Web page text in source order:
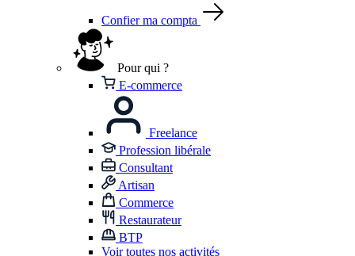
Confier ma compta
Pour qui ?
E-commerce
Freelance
Profession libérale
Consultant
Artisan
Commerce
Restaurateur
BTP
Voir toutes nos activités